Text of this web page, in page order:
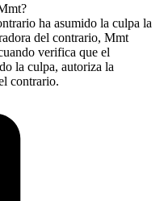
ha asumido la culpa la
del contrario, Mmt
verifica que el
la culpa, autoriza la
contrario.